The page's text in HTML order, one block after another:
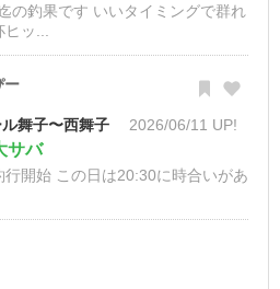
の釣果です いいタイミングで群れ
ッ...
ー
舞子〜西舞子 2026/06/11 UP!
サバ
行開始 この日は20:30に時合いがあ